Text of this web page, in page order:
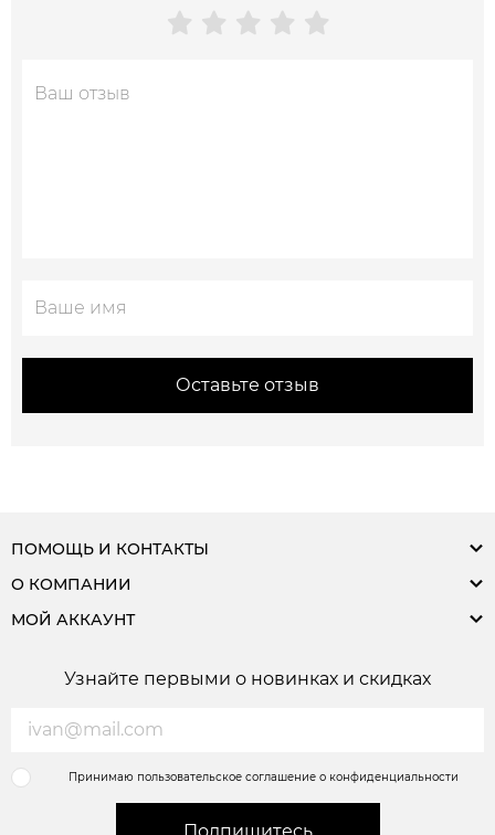
Оставьте отзыв
ПОМОЩЬ И КОНТАКТЫ
О КОМПАНИИ
МОЙ АККАУНТ
Узнайте первыми о новинках и скидках
Принимаю пользовательское соглашение о конфиденциальности
Подпишитесь